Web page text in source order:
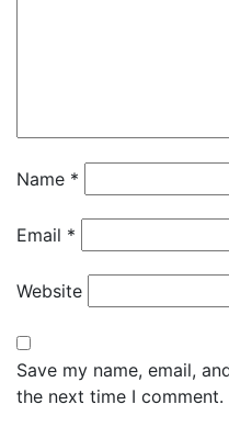
Name *
Email *
Website
Save my name, email,
the next time I comment.